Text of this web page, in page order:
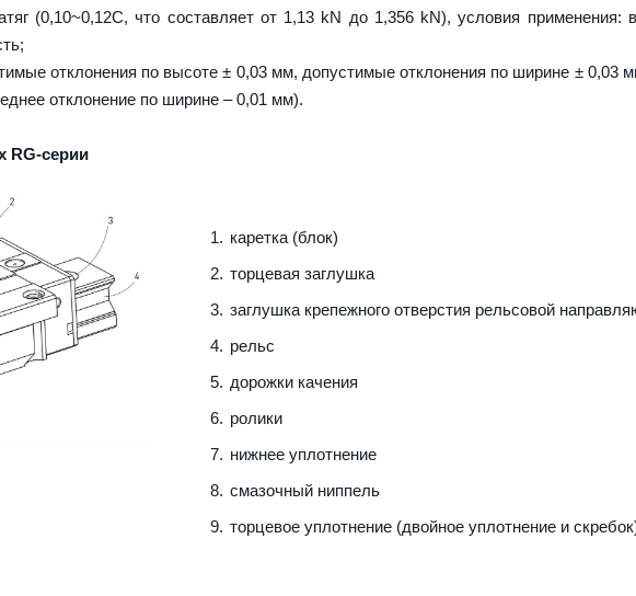
(0,10~0,12C, что составляет от 1,13 kN до 1,356 kN), условия применения:
отклонения по высоте ± 0,03 мм, допустимые отклонения по ширине ± 0,03
отклонение по ширине – 0,01 мм).
RG-серии
каретка (блок)
торцевая заглушка
заглушка крепежного отверстия рельсовой
рельс
дорожки качения
ролики
нижнее уплотнение
смазочный ниппель
торцевое уплотнение (двойное уплотнение и